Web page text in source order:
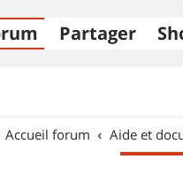
Partager
Accueil forum Aide et